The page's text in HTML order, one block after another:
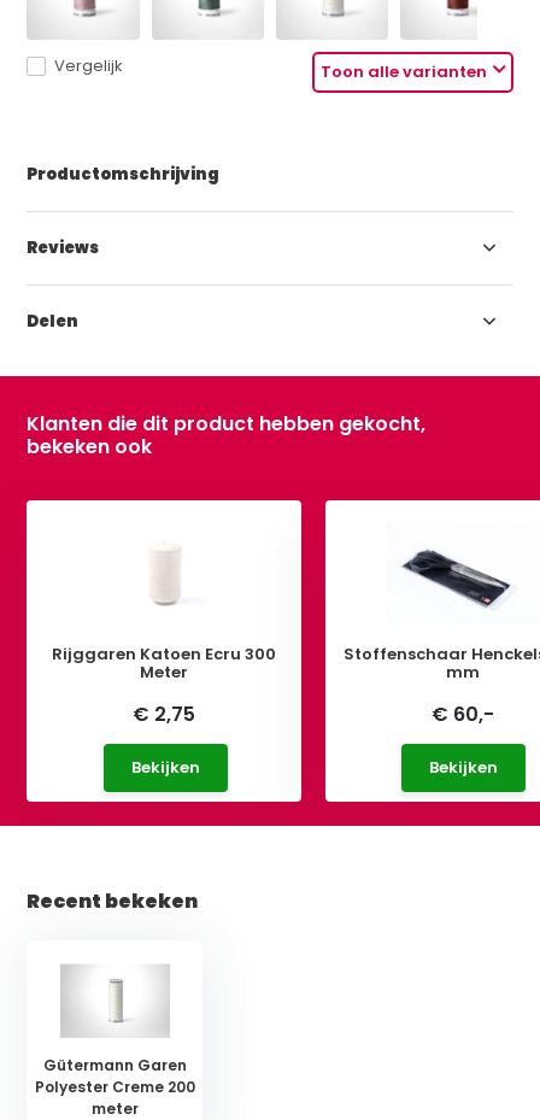
Toon alle varianten
Vergelijk
Productomschrijving
Reviews
Delen
Klanten die dit product hebben gekocht,
bekeken ook
Rijggaren Katoen Ecru 300
Meter
€ 2,75
Bekijken
Stoffenschaar
mm
€ 60,-
Bekijken
Recent bekeken
Gütermann Garen
Polyester Creme 200
meter